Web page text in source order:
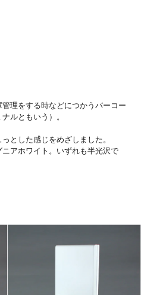
理をする時などにつかうバーコー
ルともいう）。
とした感じをめざしました。
アホワイト。いずれも半光沢で